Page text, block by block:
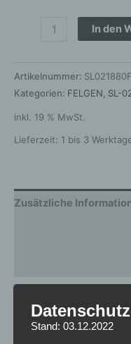
In den
Artikelnummer:
Kategorien: FELGEN SL-
inkl. 19 % MwSt.
Lieferzeit: 1 bis 3
Zusätzliche
Breite
Stand: 03.12.2022